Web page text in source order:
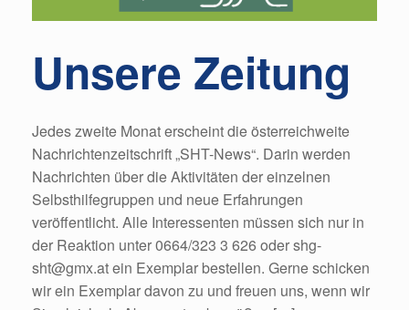
Unsere Zeitung
Jedes zweite Monat erscheint die österreichweite
Nachrichtenzeitschrift „SHT-News“. Darin werden
Nachrichten über die Aktivitäten der einzelnen
Selbsthilfegruppen und neue Erfahrungen
veröffentlicht. Alle Interessenten müssen sich nur in
der Reaktion unter 0664/323 3 626 oder shg-
sht@gmx.at ein Exemplar bestellen. Gerne schicken
wir ein Exemplar davon zu und freuen uns, wenn wir